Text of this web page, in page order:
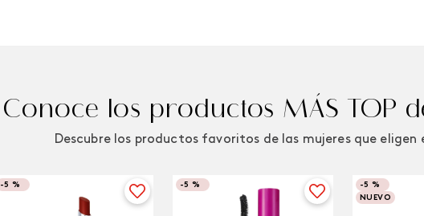
Conoce los productos MÁS TOP
Descubre los productos favoritos de las mujeres que eligen
-5 % -5 % -5 %
NUEVO